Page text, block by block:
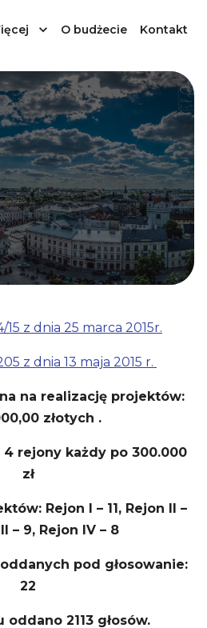
O budżecie Kontakt
15 z dnia 25 marca 2015r.
z dnia 13 maja 2015 r.
na realizację projektów:
złotych .
rejony każdy po 300.000
zł
Rejon I – 11, Rejon II –
– 9, Rejon IV – 8
pod głosowanie:
22
oddano 2113 głosów.